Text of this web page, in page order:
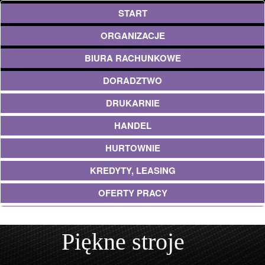
START
ORGANIZACJE
BIURA RACHUNKOWE
DORADZTWO
DRUKARNIE
HANDEL
HURTOWNIE
KREDYTY, LEASING
OFERTY PRACY
BANKI, PRZELEWY, WALUTY, KANTORY
USŁUGI BUDOWLANE
Piękne stroje